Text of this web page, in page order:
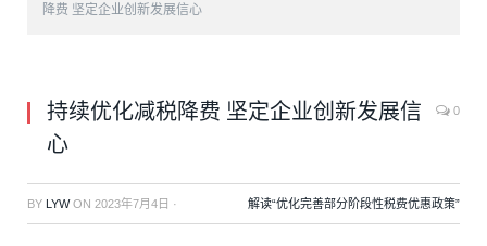
降费 坚定企业创新发展信心
持续优化减税降费 坚定企业创新发展信
心
0
BY LYWON 2023年7月4日 · 解读“优化完善部分阶段性税费优惠政策”